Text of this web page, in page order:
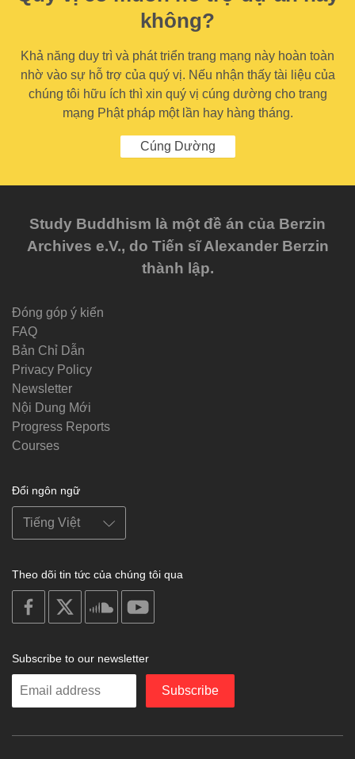
không?
Khả năng duy trì và phát triển trang mạng này hoàn toàn
nhờ vào sự hỗ trợ của quý vị. Nếu nhận thấy tài liệu của
chúng tôi hữu ích thì xin quý vị cúng dường cho trang
mạng Phật pháp một lần hay hàng tháng.
Cúng Dường
Study Buddhism là một đề án của Berzin
Archives e.V., do Tiến sĩ Alexander Berzin
thành lập.
Đóng góp ý kiến
FAQ
Bản Chỉ Dẫn
Privacy Policy
Newsletter
Nội Dung Mới
Progress Reports
Courses
Đổi ngôn ngữ
Theo dõi tin tức của chúng tôi qua
on
facebook
soundcloud
Subscribe to our newsletter
Enter
Subscribe